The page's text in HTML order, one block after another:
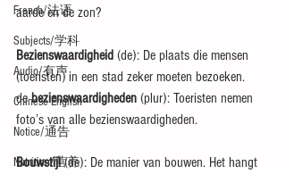
French/法语
Subjects/学科
Audio/有声
Chinese English
Notice/通告
Nutrition/营养
aarde en de zon?
Bezienswaardigheid (de): De plaats die mensen
(toeristen) in een stad zeker moeten bezoeken.
de bezienswaardigheden (plur): Toeristen nemen
foto’s van alle bezienswaardigheden.
Bouwstijl (de): De manier van bouwen. Het hangt